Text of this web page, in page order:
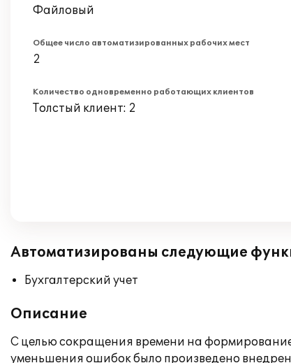
Файловый
Общее число автоматизированных рабочих мест
2
Количество одновременно работающих клиентов
Толстый клиент: 2
Автоматизированы следующие
Бухгалтерский учет
Описание
С целью сокращения времени на
уменьшения ошибок было произведено